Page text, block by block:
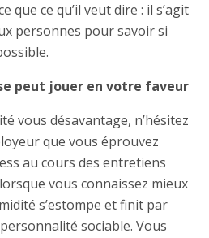
que ce qu’il veut dire : il s’agit
personnes pour savoir si
peut jouer en votre faveur
vous désavantage, n’hésitez
que vous éprouvez
au cours des entretiens
vous connaissez mieux
s’estompe et finit par
sociable. Vous